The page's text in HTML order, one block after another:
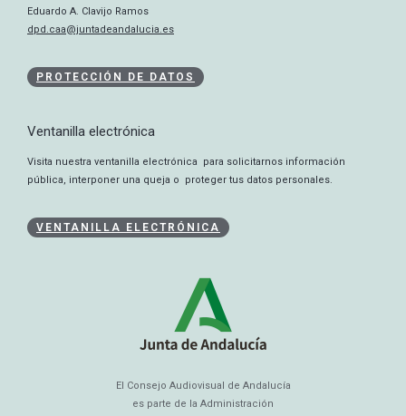
Eduardo A. Clavijo Ramos
dpd.caa@juntadeandalucia.es
PROTECCIÓN DE DATOS
Ventanilla electrónica
Visita nuestra ventanilla electrónica para solicitarnos información
pública, interponer una queja o proteger tus datos personales.
VENTANILLA ELECTRÓNICA
El Consejo Audiovisual de Andalucía
es parte de la Administración